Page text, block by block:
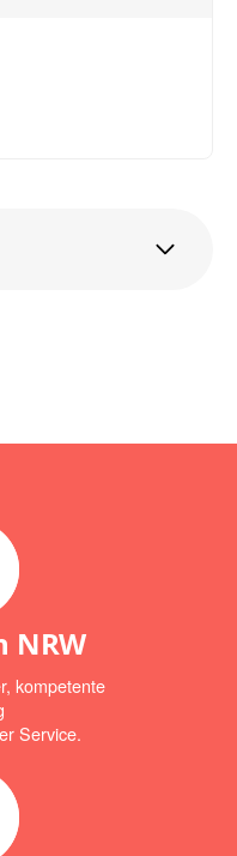
NRW
kompetente
Service.